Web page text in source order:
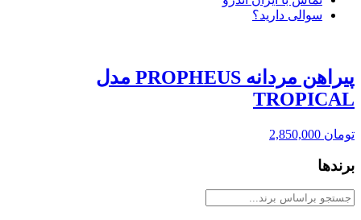
سوالی دارید؟
پیراهن مردانه PROPHEUS مدل
TROPICAL
تومان
برندها